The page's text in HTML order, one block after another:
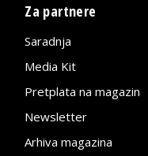
Za partnere
Saradnja
Media Kit
Pretplata na magazin
Newsletter
Arhiva magazina